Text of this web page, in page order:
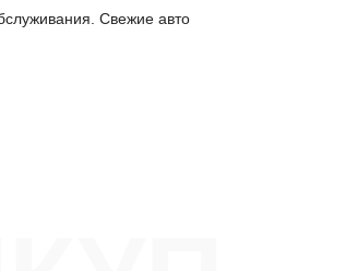
Свежие авто